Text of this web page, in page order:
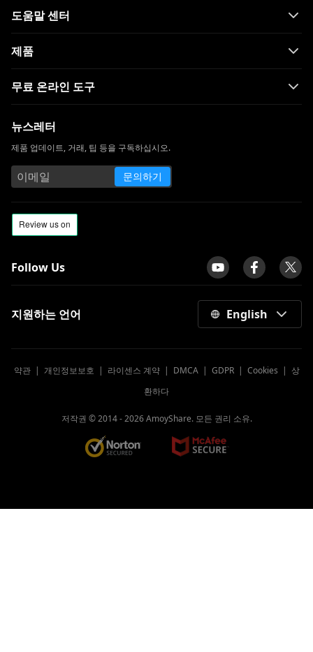
도움말 센터
제품
무료 온라인 도구
뉴스레터
제품 업데이트, 거래, 팁 등을 구독하십시오.
문의하기
Follow Us
지원하는 언어 English
약관| 개인정보보호 | 라이센스 계약| DMCA| GDPR| Cookies | 상
환하다
저작권 © 2014 -2026AmoyShare. 모든 권리 소유.